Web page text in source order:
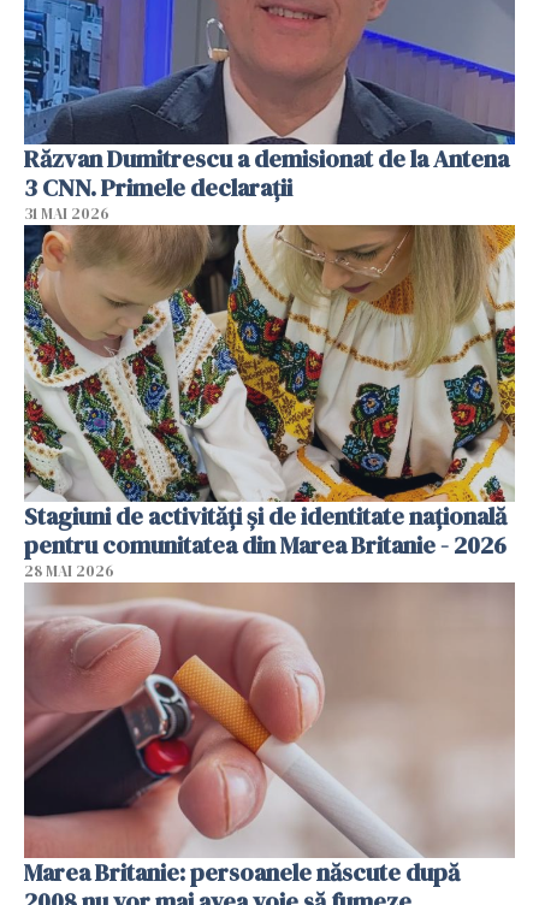
Răzvan Dumitrescu a demisionat de la Antena
3 CNN. Primele declarații
31 MAI 2026
Stagiuni de activități și de identitate națională
pentru comunitatea din Marea Britanie - 2026
28 MAI 2026
Marea Britanie: persoanele născute după